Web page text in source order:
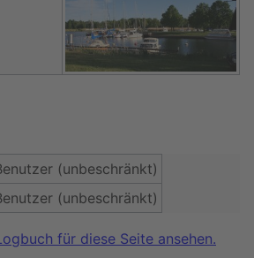
(unbeschränkt)
(unbeschränkt)
für diese Seite ansehen.